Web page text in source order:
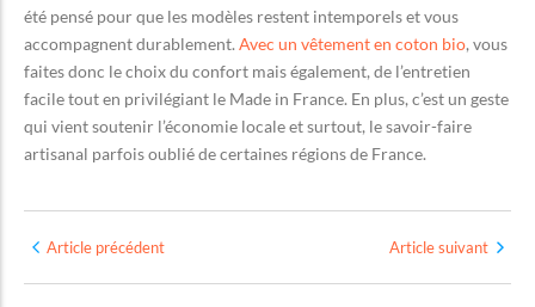
été pensé pour que les modèles restent intemporels et vous
accompagnent durablement. Avec un vêtement en coton bio, vous
faites donc le choix du confort mais également, de l’entretien
facile tout en privilégiant le Made in France. En plus, c’est un geste
qui vient soutenir l’économie locale et surtout, le savoir-faire
artisanal parfois oublié de certaines régions de France.
Article précédent Article suivant